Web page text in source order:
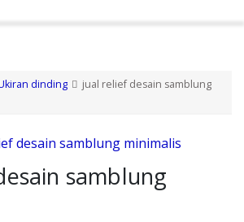
Gorong Gorong
Patung Bali
dinding
jual relief desain samblung
samblung